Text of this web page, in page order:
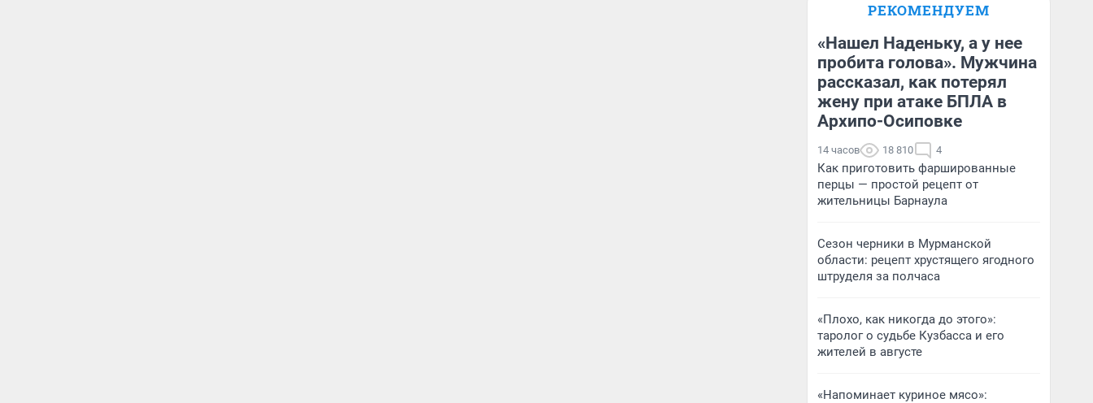
Игорь Коновалов
РЕКОМЕНДУЕМ
«Нашел Наденьку, а у нее
пробита голова». Мужчина
рассказал, как потерял
жену при атаке БПЛА в
Архипо-Осиповке
14 часов 18 810 4
Как приготовить фаршированные
перцы — простой рецепт от
жительницы Барнаула
Сезон черники в Мурманской
области: рецепт хрустящего ягодного
штруделя за полчаса
«Плохо, как никогда до этого»:
таролог о судьбе Кузбасса и его
жителей в августе
«Напоминает куриное мясо»: